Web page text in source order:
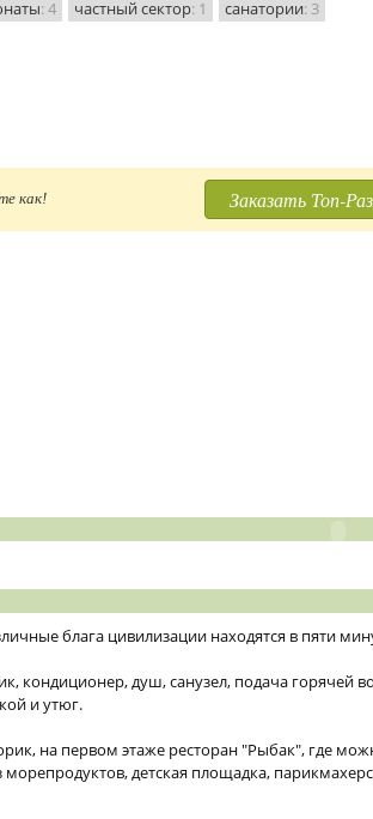
: 4 частный сектор: 1 санатории: 3
как! Заказать Топ-
блага цивилизации находятся в пяти
кондиционер, душ, санузел, подача горячей
и утюг.
на первом этаже ресторан "Рыбак", где
детская площадка,